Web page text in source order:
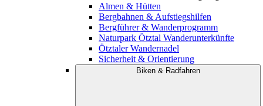
Almen & Hütten
Bergbahnen & Aufstiegshilfen
Bergführer & Wanderprogramm
Naturpark Ötztal Wanderunterkünfte
Ötztaler Wandernadel
Sicherheit & Orientierung
Biken & Radfahren